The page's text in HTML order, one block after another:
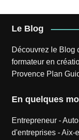
Le Blog
Découvrez le Blog
formateur en
Provence Plan
En quelques
Entrepreneur-
d'entreprises-Aix-